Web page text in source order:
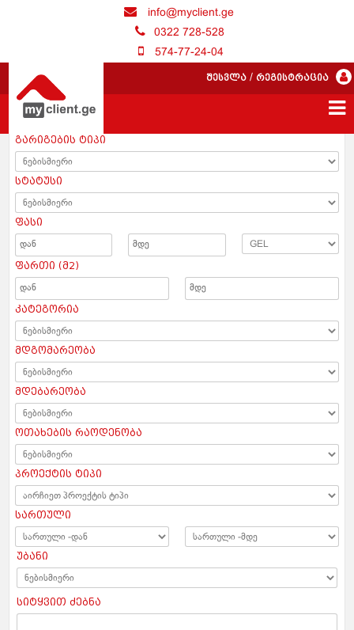
info@myclient.ge
0322 728-528
574-77-24-04
შესვლა / რეგისტრაცია
გარიგების ტიპი
სტატუსი
ფასი
ფართი (მ2)
კატეგორია
მდგომარეობა
მდებარეობა
ოთახების რაოდენობა
პროექტის ტიპი
სართული
უბანი
სიტყვით ძებნა